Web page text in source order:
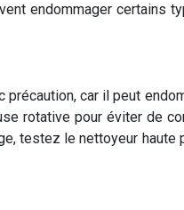
endommager certains
car il peut
rotative pour éviter de
testez le nettoyeur haute